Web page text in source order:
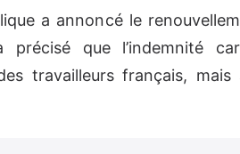
a annoncé le
que l’indemnité
travailleurs français, mais